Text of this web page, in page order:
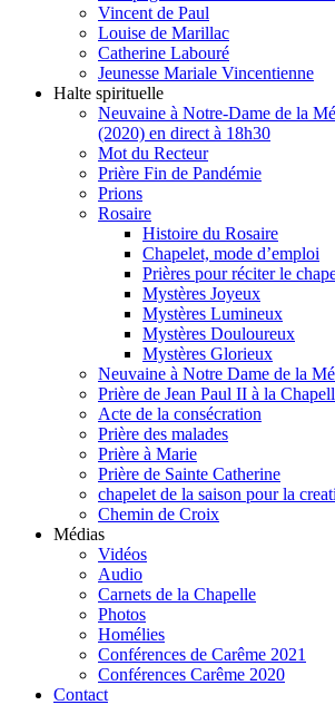
Vincent de Paul
Louise de Marillac
Catherine Labouré
Jeunesse Mariale Vincentienne
Halte spirituelle
Neuvaine à Notre-Dame de la
(2020) en direct à 18h30
Mot du Recteur
Prière Fin de Pandémie
Prions
Rosaire
Histoire du Rosaire
Chapelet, mode d’emploi
Prières pour réciter le
Mystères Joyeux
Mystères Lumineux
Mystères Douloureux
Mystères Glorieux
Neuvaine à Notre Dame de la
Prière de Jean Paul II à la
Acte de la consécration
Prière des malades
Prière à Marie
Prière de Sainte Catherine
chapelet de la saison pour la
Chemin de Croix
Médias
Vidéos
Audio
Carnets de la Chapelle
Photos
Homélies
Conférences de Carême 2021
Conférences Carême 2020
Contact